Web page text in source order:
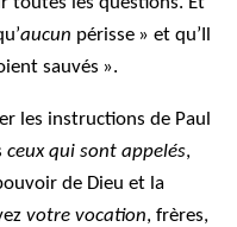
aucun périsse » et qu’Il
sauvés ».
les instructions de Paul
ceux qui sont appelés,
de Dieu et la
votre vocation, frères,